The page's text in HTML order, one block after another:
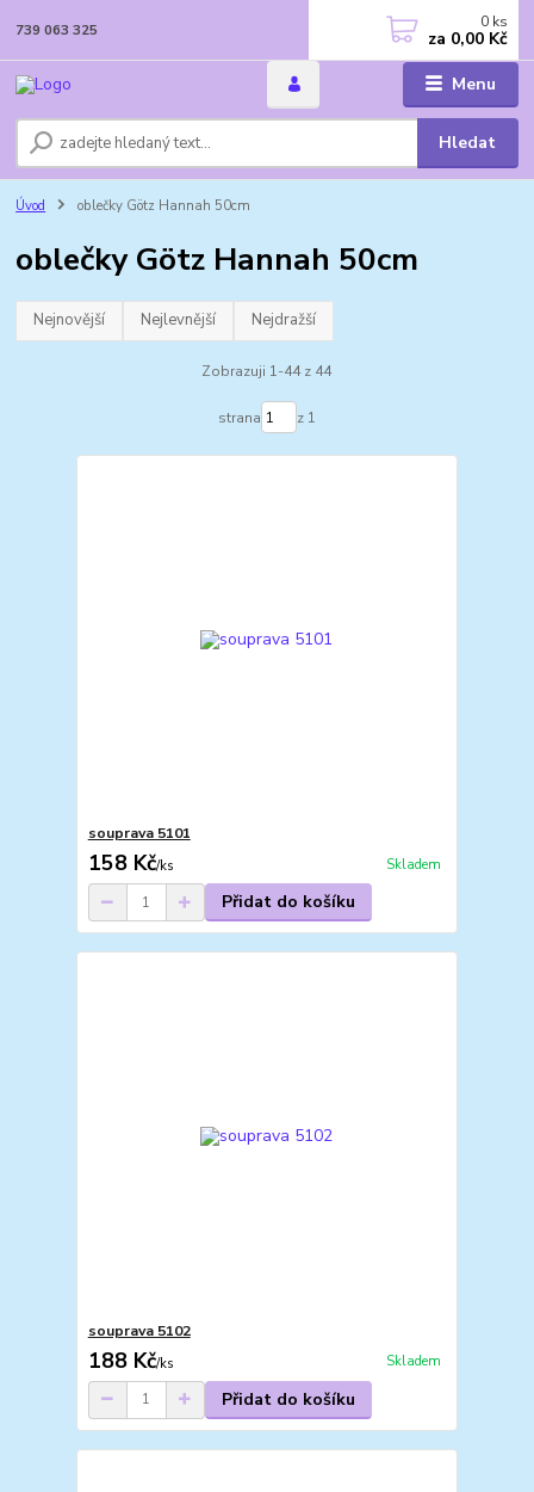
Menu
Hledat
739 063 325 0 ks
za 0,00 Kč
Úvod oblečky Götz Hannah 50cm
oblečky Götz Hannah 50cm
Nejnovější Nejlevnější Nejdražší
Zobrazuji 1-44 z 44
strana z 1
souprava 5101
158 Kč/ks Skladem
Přidat do košíku
souprava 5102
188 Kč/ks Skladem
Přidat do košíku